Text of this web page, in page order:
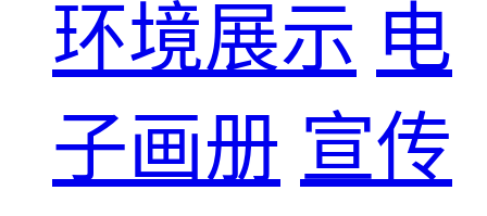
环境展示 电
子画册 宣传